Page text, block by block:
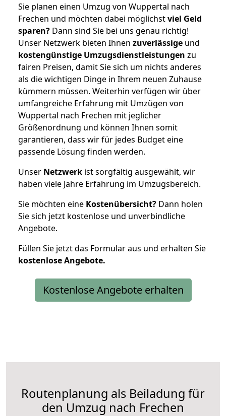
Sie planen einen Umzug von Wuppertal nach
Frechen und möchten dabei möglichstviel Geld
sparen? Dann sind Sie bei uns genau richtig!
Unser Netzwerk bieten Ihnen zuverlässige und
kostengünstige Umzugsdienstleistungen zu
fairen Preisen, damit Sie sich um nichts anderes
als die wichtigen Dinge in Ihrem neuen Zuhause
kümmern müssen. Weiterhin verfügen wir über
umfangreiche Erfahrung mit Umzügen von
Wuppertal nach Frechen mit jeglicher
Größenordnung und können Ihnen somit
garantieren, dass wir für jedes Budget eine
passende Lösung finden werden.
Unser Netzwerk ist sorgfältig ausgewählt, wir
haben viele Jahre Erfahrung im Umzugsbereich.
Sie möchten eine Kostenübersicht? Dann holen
Sie sich jetzt kostenlose und unverbindliche
Angebote.
Füllen Sie jetzt das Formular aus und erhalten Sie
kostenloseAngebote.
Kostenlose Angebote erhalten
Routenplanung als Beiladung für
den Umzug nach Frechen